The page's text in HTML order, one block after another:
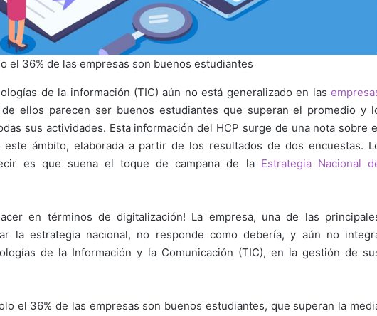
el 36% de las empresas son buenos estudiantes
de la información (TIC) aún no está generalizado en las
ellos parecen ser buenos estudiantes que superan el promedio y
sus actividades. Esta información del HCP surge de una nota sobre
ámbito, elaborada a partir de los resultados de dos encuestas.
es que suena el toque de campana de la Estrategia Nacional
en términos de digitalización! La empresa, una de las
la estrategia nacional, no responde como debería, y aún no
de la Información y la Comunicación (TIC), en la gestión de
el 36% de las empresas son buenos estudiantes, que superan la